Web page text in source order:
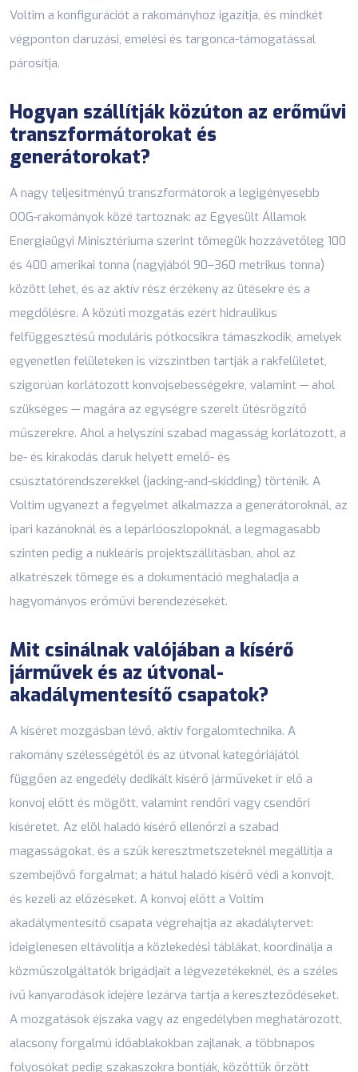
Voltim a konfigurációt a rakományhoz igazítja, és mindkét
végponton daruzási, emelési és targonca-támogatással
párosítja.
Hogyan szállítják közúton az erőművi
transzformátorokat és
generátorokat?
A nagy teljesítményű transzformátorok a legigényesebb
OOG-rakományok közé tartoznak: az Egyesült Államok
Energiaügyi Minisztériuma szerint tömegük hozzávetőleg 100
és 400 amerikai tonna (nagyjából 90–360 metrikus tonna)
között lehet, és az aktív rész érzékeny az ütésekre és a
megdőlésre. A közúti mozgatás ezért hidraulikus
felfüggesztésű moduláris pótkocsikra támaszkodik, amelyek
egyenetlen felületeken is vízszintben tartják a rakfelületet,
szigorúan korlátozott konvojsebességekre, valamint — ahol
szükséges — magára az egységre szerelt ütésrögzítő
műszerekre. Ahol a helyszíni szabad magasság korlátozott, a
be- és kirakodás daruk helyett emelő- és
csúsztatórendszerekkel (jacking-and-skidding) történik. A
Voltim ugyanezt a fegyelmet alkalmazza a generátoroknál, az
ipari kazánoknál és a lepárlóoszlopoknál, a legmagasabb
szinten pedig a nukleáris projektszállításban, ahol az
alkatrészek tömege és a dokumentáció meghaladja a
hagyományos erőművi berendezésekét.
Mit csinálnak valójában a kísérő
járművek és az útvonal-
akadálymentesítő csapatok?
A kíséret mozgásban lévő, aktív forgalomtechnika. A
rakomány szélességétől és az útvonal kategóriájától
függően az engedély dedikált kísérő járműveket ír elő a
konvoj előtt és mögött, valamint rendőri vagy csendőri
kíséretet. Az elöl haladó kísérő ellenőrzi a szabad
magasságokat, és a szűk keresztmetszeteknél megállítja a
szembejövő forgalmat; a hátul haladó kísérő védi a konvojt,
és kezeli az előzéseket. A konvoj előtt a Voltim
akadálymentesítő csapata végrehajtja az akadálytervet:
ideiglenesen eltávolítja a közlekedési táblákat, koordinálja a
közműszolgáltatók brigádjait a légvezetékeknél, és a széles
ívű kanyarodások idejére lezárva tartja a kereszteződéseket.
A mozgatások éjszaka vagy az engedélyben meghatározott,
alacsony forgalmú időablakokban zajlanak, a többnapos
folyosókat pedig szakaszokra bontják, közöttük őrzött